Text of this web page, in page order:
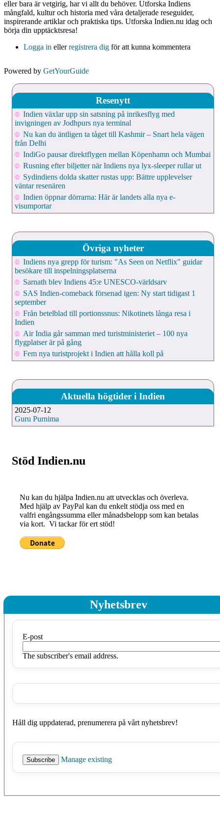
eller bara är vetgirig, har vi allt du behöver. Utforska Indiens
mångfald, kultur och historia med våra detaljerade reseguider,
inspirerande artiklar och praktiska tips. Utforska Indien.nu idag och
börja din upptäcktsresa!
Logga in ellerregistrera dig för att kunna kommentera
Powered by GetYourGuide
Resenytt
Indien växlar upp sin satsning på inrikesflyg med
invigningen av Jodhpurs nya terminal
Nu kan du äntligen ta tåget till Kashmir – Snart hela vägen
från Delhi
IndiGo pausar direktflygen mellan Köpenhamn och Mumbai
Rusning efter biljetter när Indiens nya lyx-sleeper rullar ut
Sydindiens dolda skatter rustas upp: Bättre upplevelser
väntar resenären
Indien öppnar dörrarna: Här är landets alla nya e-
visumportar
Övriga nyheter
Indiens nya grepp för turism: "As Seen on Netflix" guidar
besökare till inspelningsplatserna
Sarnath blev Indiens 45:e UNESCO-världsarv
SAS Indien-comeback försenad igen: Ny start tidigast 1
september
Från betelblad till portionssnus: Nikotinets långa resa i
Indien
Air India går samman med turistministeriet – 100 nya
flygplatser är på gång
Fem nya turistprojekt i Indien att hålla koll på
Aktuella högtider i Indien
2025-07-12
Guru Purnima
Stöd Indien.nu
Nu kan du hjälpa Indien.nu att utvecklas och överleva.
Med hjälp av PayPal kan du enkelt stödja oss med en
valfri engångssumma eller månadsbelopp som kan betalas
via kort. Vi tackar för ert stöd!
Nyhetsbrev
E-post
The subscriber's email address.
Håll dig uppdaterad, prenumerera på vårt nyhetsbrev!
Manage existing